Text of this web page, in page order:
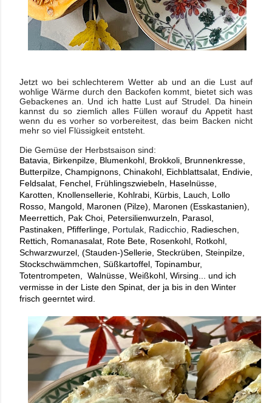
Jetzt wo bei schlechterem Wetter ab und an die Lust auf
wohlige Wärme durch den Backofen kommt, bietet sich was
Gebackenes an. Und ich hatte Lust auf Strudel. Da hinein
kannst du so ziemlich alles Füllen worauf du Appetit hast
wenn du es vorher so vorbereitest, das beim Backen nicht
mehr so viel Flüssigkeit entsteht.
Die Gemüse der Herbstsaison sind:
Batavia, Birkenpilze, Blumenkohl, Brokkoli, Brunnenkresse,
Butterpilze, Champignons, Chinakohl, Eichblattsalat, Endivie,
Feldsalat, Fenchel, Frühlingszwiebeln, Haselnüsse,
Karotten, Knollensellerie, Kohlrabi, Kürbis, Lauch, Lollo
Rosso, Mangold, Maronen (Pilze), Maronen (Esskastanien),
Meerrettich, Pak Choi, Petersilienwurzeln, Parasol,
Pastinaken, Pfifferlinge, Portulak, Radicchio, Radieschen,
Rettich, Romanasalat, Rote Bete, Rosenkohl, Rotkohl,
Schwarzwurzel, (Stauden-)Sellerie, Steckrüben, Steinpilze,
Stockschwämmchen, Süßkartoffel, Topinambur,
Totentrompeten,  Walnüsse, Weißkohl, Wirsing... und ich
vermisse in der Liste den Spinat, der ja bis in den Winter
frisch geerntet wird.